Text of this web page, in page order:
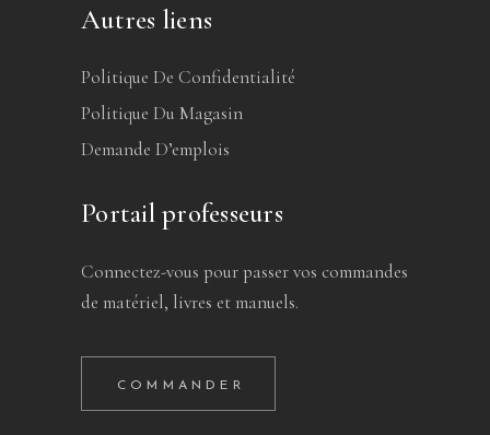
Autres liens
Politique De Confidentialité
Politique Du Magasin
Demande D’emplois
Portail professeurs
Connectez-vous pour passer vos commandes
de matériel, livres et manuels.
COMMANDER